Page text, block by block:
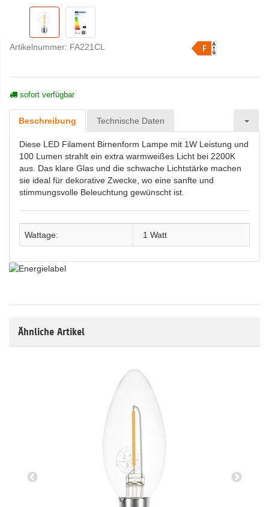
Artikelnummer: FA221CL
sofort verfügbar
Beschreibung Technische Daten
Diese LED Filament Birnenform Lampe mit 1W Leistung und
100 Lumen strahlt ein extra warmweißes Licht bei 2200K
aus. Das klare Glas und die schwache Lichtstärke machen
sie ideal für dekorative Zwecke, wo eine sanfte und
stimmungsvolle Beleuchtung gewünscht ist.
Wattage: 1 Watt
Ähnliche Artikel